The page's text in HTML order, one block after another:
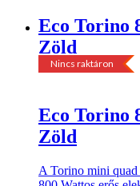
UTOLSÓ DARAB
Nincs raktáron
Eco Torino
Zöld
Eco Torino
Zöld
A Torino mini quad